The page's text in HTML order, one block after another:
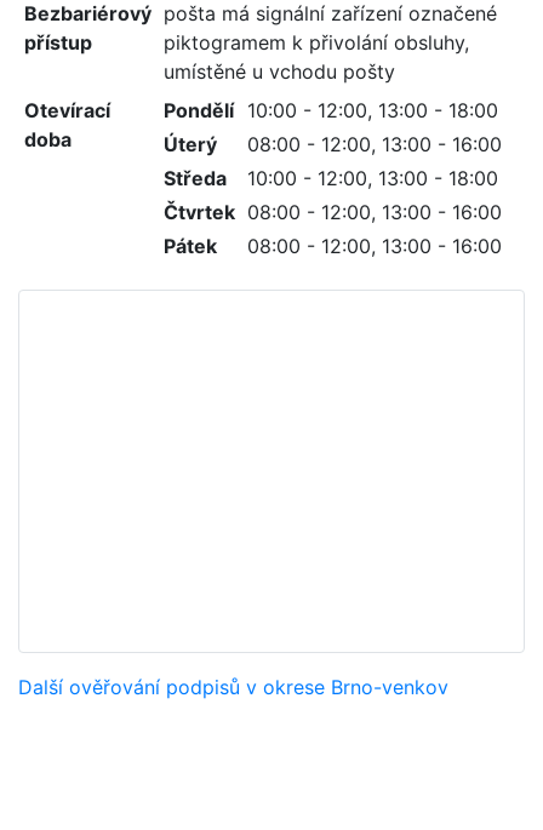
Bezbariérový
přístup
pošta má signální zařízení označené
piktogramem k přivolání obsluhy,
umístěné u vchodu pošty
Otevírací
doba
Pondělí
10:00 - 12:00, 13:00 - 18:00
Úterý
08:00 - 12:00, 13:00 - 16:00
Středa
10:00 - 12:00, 13:00 - 18:00
Čtvrtek 08:00 - 12:00, 13:00 - 16:00
Pátek
08:00 - 12:00, 13:00 - 16:00
Další ověřování podpisů v okrese Brno-venkov